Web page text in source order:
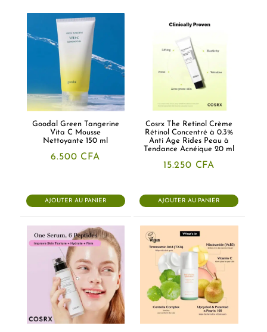
Goodal Green Tangerine
Vita C Mousse
Nettoyante 150 ml
6.500 CFA
AJOUTER AU PANIER
Cosrx The Retinol Crème
Rétinol Concentré à 0.3%
Anti Age Rides Peau à
Tendance Acnéique 20 ml
15.250 CFA
AJOUTER AU PANIER